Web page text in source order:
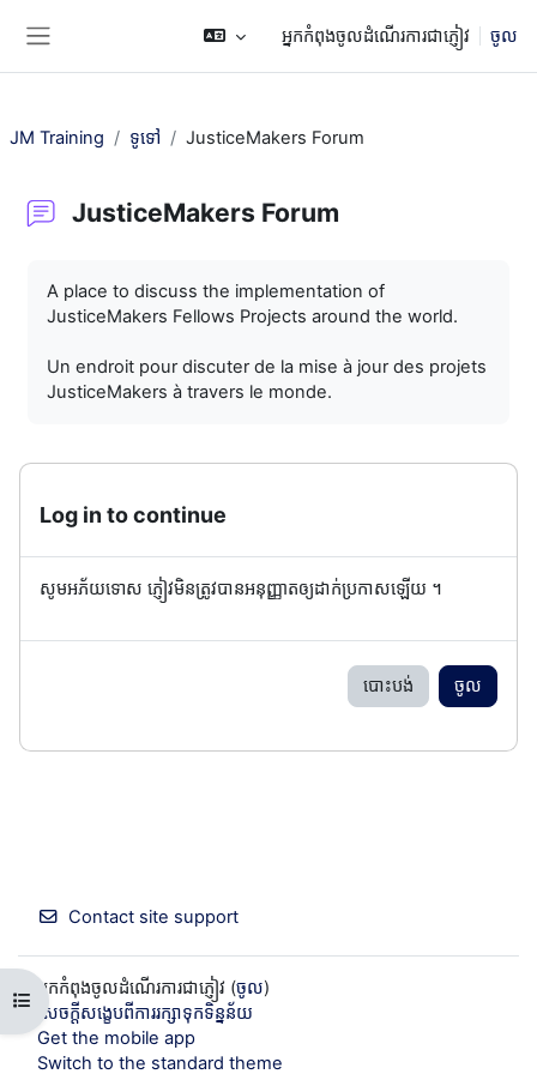
អ្នកកំពុងចូលដំណើរការជាភ្ញៀវ ចូល
Open course index
JM Training ទូទៅ JusticeMakers Forum
JusticeMakers Forum
A place to discuss the implementation of
JusticeMakers Fellows Projects around the world.
Un endroit pour discuter de la mise à jour des projets
JusticeMakers à travers le monde.
Log in to continue
សូមអភ័យទោស ភ្ញៀវមិនត្រូវបានអនុញ្ញាតឲ្យដាក់ប្រកាសឡើយ ។
បោះបង់ ចូល
Contact site support
អ្នកកំពុងចូលដំណើរការជាភ្ញៀវ (ចូល)
សេចក្តីសង្ខេបពីការរក្សាទុកទិន្នន័យ
Get the mobile app
Switch to the standard theme